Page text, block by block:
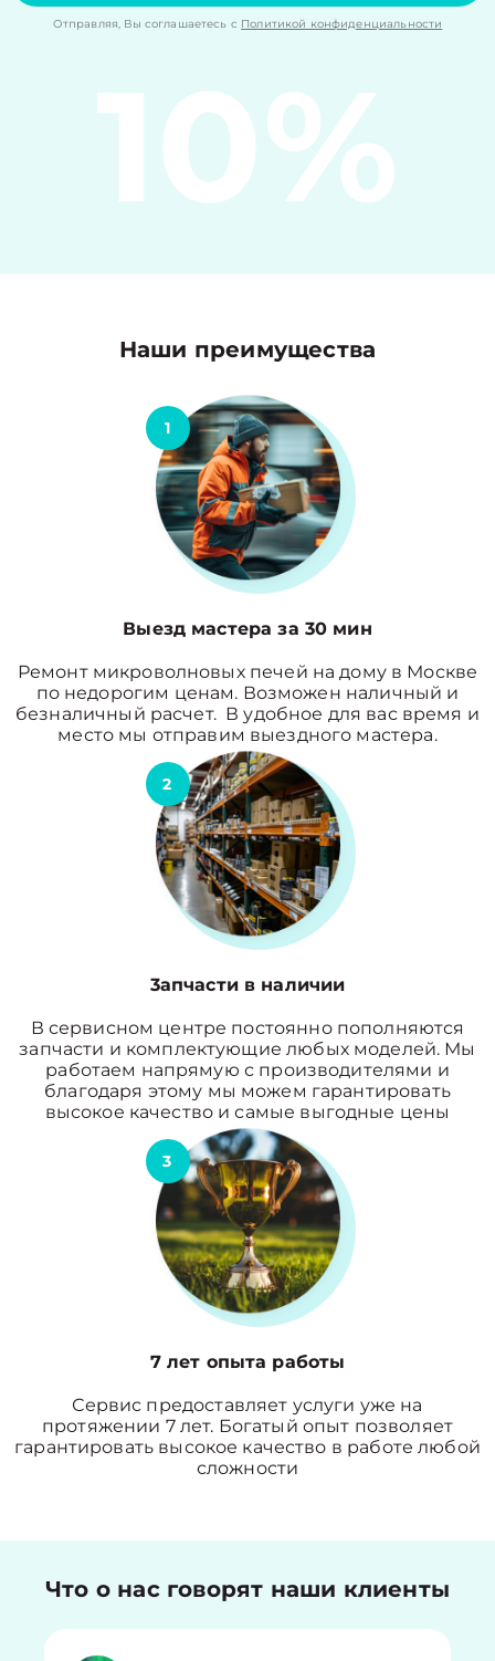
Отправляя, Вы соглашаетесь с Политикой конфиденциальности
10%
Наши преимущества
1
Выезд мастера за 30 мин
Ремонт микроволновых печей на дому в Москве
по недорогим ценам. Возможен наличный и
безналичный расчет. В удобное для вас время и
место мы отправим выездного мастера.
2
3апчасти в наличии
В сервисном центре постоянно пополняются
запчасти и комплектующие любых моделей. Мы
работаем напрямую с производителями и
благодаря этому мы можем гарантировать
высокое качество и самые выгодные цены
3
7 лет опыта работы
Сервис предоставляет услуги уже на
протяжении 7 лет. Богатый опыт позволяет
гарантировать высокое качество в работе любой
сложности
Что о нас говорят наши клиенты